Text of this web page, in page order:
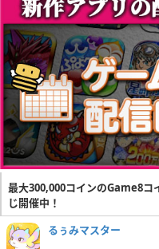
最大300,000コインのGame8コ
じ開催中！
るぅみマスター